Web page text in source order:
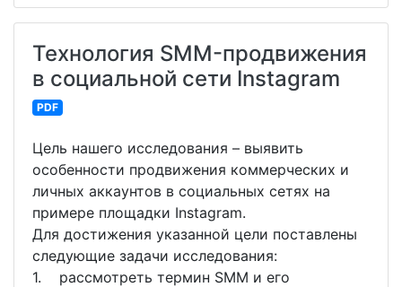
Технология SMM-продвижения
в социальной сети Instagram
PDF
Цель нашего исследования – выявить
особенности продвижения коммерческих и
личных аккаунтов в социальных сетях на
примере площадки Instagram.
Для достижения указанной цели поставлены
следующие задачи исследования:
1. рассмотреть термин SMM и его